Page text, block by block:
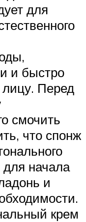
для
и быстро
лицу. Перед
смочить
что спонж
для начала
и
крем